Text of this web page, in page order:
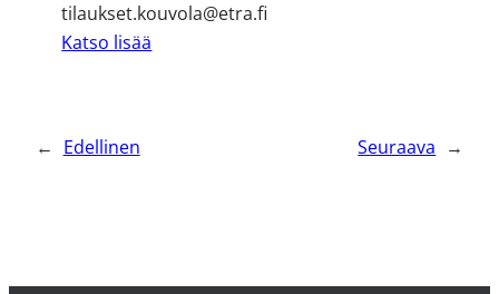
tilaukset.kouvola@etra.fi
Katso lisää
← Edellinen Seuraava →